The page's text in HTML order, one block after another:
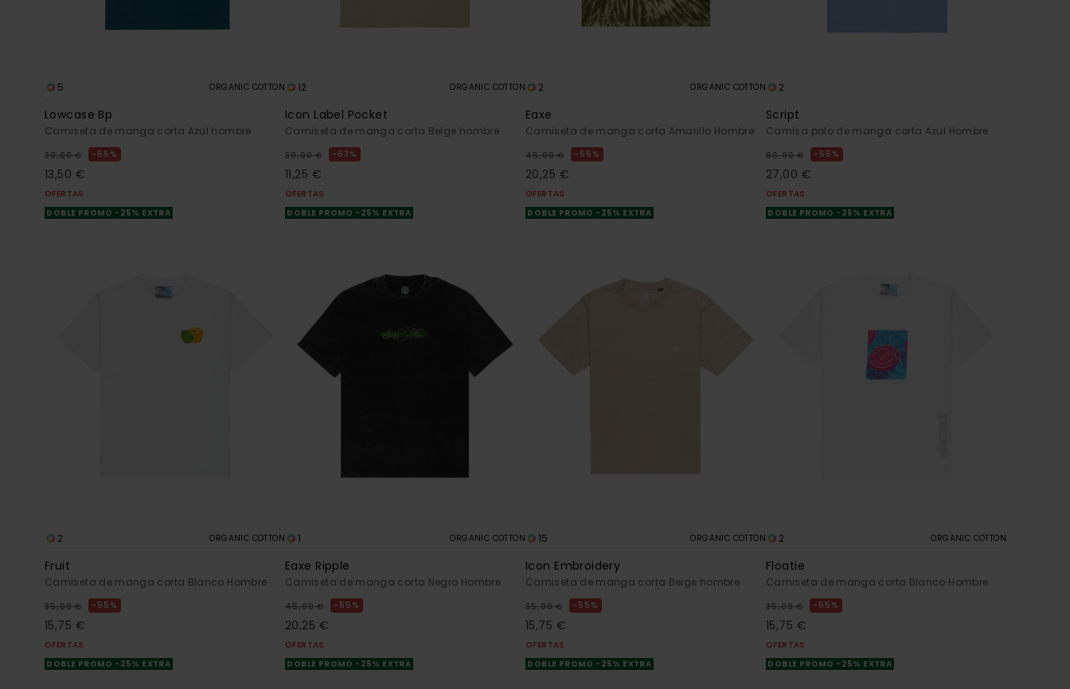
5 ORGANIC COTTON
Lowcase Bp
Camiseta de manga corta Azul hombre
30,00 € 55%
13,50 €
OFERTAS
DOBLE PROMO -25% EXTRA
12 ORGANIC COTTON
Icon Label Pocket
Camiseta de manga corta Beige hombre
30,00 € 63%
11,25 €
OFERTAS
DOBLE PROMO -25% EXTRA
2 ORGANIC COTTON
Eaxe
Camiseta de manga corta Amarillo Hombre
45,00 € 55%
20,25 €
OFERTAS
DOBLE PROMO -25% EXTRA
2
Script
Camisa polo de manga corta Azul Hombre
60,00 € 55%
27,00 €
OFERTAS
DOBLE PROMO -25% EXTRA
2 ORGANIC COTTON
Fruit
Camiseta de manga corta Blanco Hombre
35,00 € 55%
15,75 €
OFERTAS
DOBLE PROMO -25% EXTRA
1 ORGANIC COTTON
Eaxe Ripple
Camiseta de manga corta Negro Hombre
45,00 € 55%
20,25 €
OFERTAS
DOBLE PROMO -25% EXTRA
15 ORGANIC COTTON
Icon Embroidery
Camiseta de manga corta Beige hombre
35,00 € 55%
15,75 €
OFERTAS
DOBLE PROMO -25% EXTRA
2 ORGANIC COTTON
Floatie
Camiseta de manga corta Blanco Hombre
35,00 € 55%
15,75 €
OFERTAS
DOBLE PROMO -25% EXTRA